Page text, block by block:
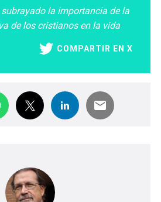
la importancia de la
de los cristianos en la vida
COMPARTIR EN X